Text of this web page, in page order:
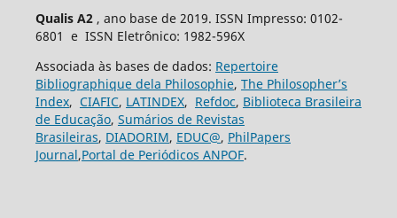
Qualis A2 , ano base de 2019. ISSN Impresso: 0102-
6801 e ISSN Eletrônico: 1982-596X
Associada às bases de dados: Repertoire
Bibliographique dela Philosophie, The Philosopher’s
Index, CIAFIC, LATINDEX, Refdoc, Biblioteca Brasileira
de Educação, Sumários de Revistas
Brasileiras, DIADORIM, EDUC@, PhilPapers
Journal,Portal de Periódicos ANPOF.